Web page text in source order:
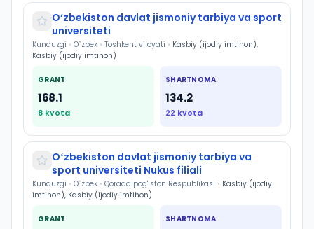
O‘zbekiston davlat jismoniy tarbiya va sport
universiteti
Kunduzgi • O`zbek • Toshkent viloyati • Kasbiy (ijodiy imtihon),
Kasbiy (ijodiy imtihon)
GRANT
168.1
8 kvota
SHARTNOMA
134.2
22 kvota
Oʻzbekiston davlat jismoniy tarbiya va
sport universiteti Nukus filiali
Kunduzgi • O`zbek • Qoraqalpog'iston Respublikasi • Kasbiy (ijodiy
imtihon), Kasbiy (ijodiy imtihon)
GRANT SHARTNOMA